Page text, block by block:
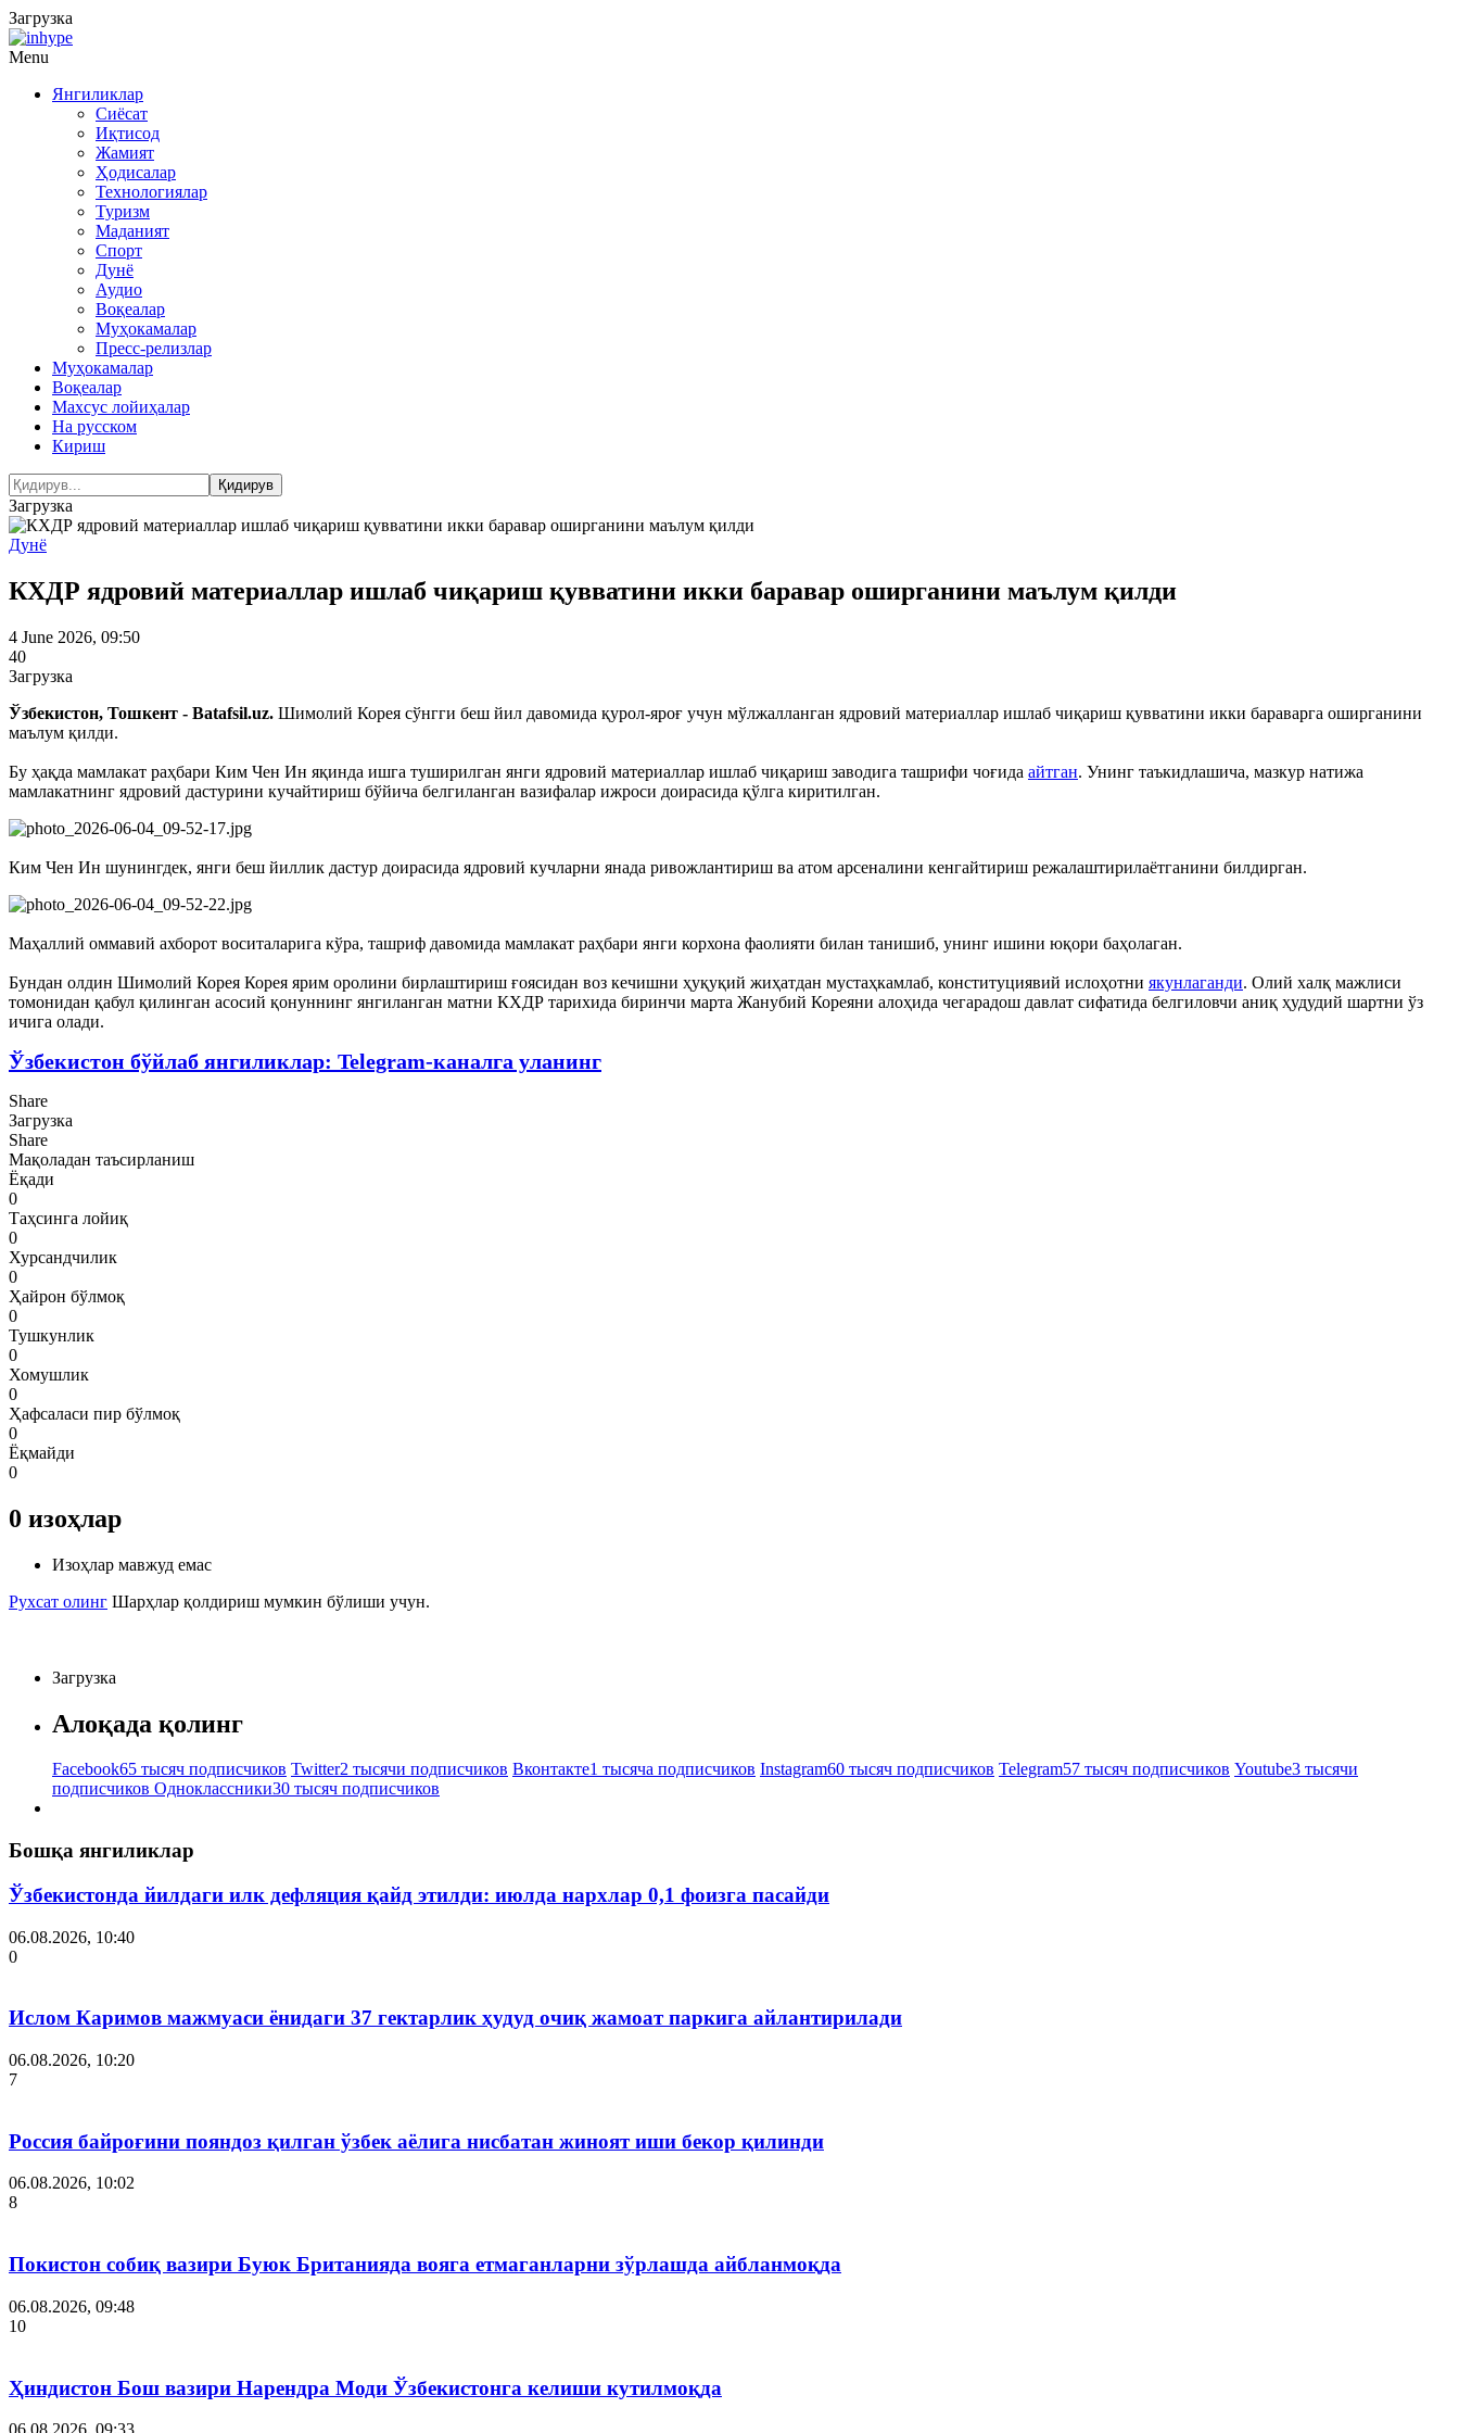
Загрузка
Menu
Янгиликлар
Сиёсат
Иқтисод
Жамият
Ҳодисалар
Технологиялар
Туризм
Маданият
Спорт
Дунё
Аудио
Воқеалар
Муҳокамалар
Пресс-релизлар
Муҳокамалар
Воқеалар
Махсус лойиҳалар
На русском
Кириш
Загрузка
Дунё
КХДР ядровий материаллар ишлаб чиқариш қувватини икки баравар оширганини маълум қилди
4 June 2026, 09:50
40
Загрузка
Ўзбекистон, Тошкент - Batafsil.uz. Шимолий Корея сўнгги беш йил давомида қурол-яроғ учун мўлжалланган ядровий материаллар ишлаб чиқариш қувватини икки бараварга оширганини
маълум қилди.
Бу ҳақда мамлакат раҳбари Ким Чен Ин яқинда ишга туширилган янги ядровий материаллар ишлаб чиқариш заводига ташрифи чоғида айтган. Унинг таъкидлашича, мазкур натижа
мамлакатнинг ядровий дастурини кучайтириш бўйича белгиланган вазифалар ижроси доирасида қўлга киритилган.
Ким Чен Ин шунингдек, янги беш йиллик дастур доирасида ядровий кучларни янада ривожлантириш ва атом арсеналини кенгайтириш режалаштирилаётганини билдирган.
Маҳаллий оммавий ахборот воситаларига кўра, ташриф давомида мамлакат раҳбари янги корхона фаолияти билан танишиб, унинг ишини юқори баҳолаган.
Бундан олдин Шимолий Корея Корея ярим оролини бирлаштириш ғоясидан воз кечишни ҳуқуқий жиҳатдан мустаҳкамлаб, конституциявий ислоҳотни якунлаганди. Олий халқ мажлиси
томонидан қабул қилинган асосий қонуннинг янгиланган матни КХДР тарихида биринчи марта Жанубий Кореяни алоҳида чегарадош давлат сифатида белгиловчи аниқ ҳудудий шартни ўз
ичига олади.
Ўзбекистон бўйлаб янгиликлар: Telegram-каналга уланинг
Share
Загрузка
Share
Мақоладан таъсирланиш
Ёқади
0
Таҳсинга лойиқ
0
Хурсандчилик
0
Ҳайрон бўлмоқ
0
Тушкунлик
0
Хомушлик
0
Ҳафсаласи пир бўлмоқ
0
Ёқмайди
0
0 изоҳлар
Изоҳлар мавжуд емас
Рухсат олинг Шарҳлар қолдириш мумкин бўлиши учун.
Загрузка
Алоқада қолинг
Facebook65 тысяч подписчиков Twitter2 тысячи подписчиков Вконтакте1 тысяча подписчиков Instagram60 тысяч подписчиков Telegram57 тысяч подписчиков Youtube3 тысячи
подписчиков Одноклассники30 тысяч подписчиков
Бошқа янгиликлар
Ўзбекистонда йилдаги илк дефляция қайд этилди: июлда нархлар 0,1 фоизга пасайди
06.08.2026, 10:40
0
Ислом Каримов мажмуаси ёнидаги 37 гектарлик ҳудуд очиқ жамоат паркига айлантирилади
06.08.2026, 10:20
7
Россия байроғини пояндоз қилган ўзбек аёлига нисбатан жиноят иши бекор қилинди
06.08.2026, 10:02
8
Покистон собиқ вазири Буюк Британияда вояга етмаганларни зўрлашда айбланмоқда
06.08.2026, 09:48
10
Ҳиндистон Бош вазири Нарендра Моди Ўзбекистонга келиши кутилмоқда